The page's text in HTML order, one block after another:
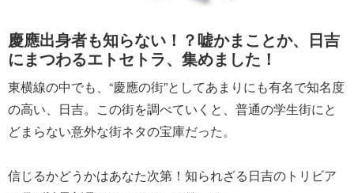
慶應出身者も知らない！？嘘かまことか、日吉
にまつわるエトセトラ、集めました！
東横線の中でも、“慶應の街”としてあまりにも有名で知名度
の高い、日吉。この街を調べていくと、普通の学生街にと
どまらない意外な街ネタの宝庫だった。
信じるかどうかはあなた次第！知られざる日吉のトリビア